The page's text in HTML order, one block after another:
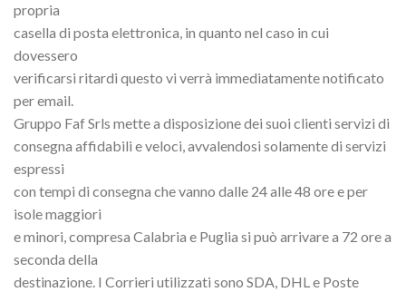
propria
casella di posta elettronica, in quanto nel caso in cui
dovessero
verificarsi ritardi questo vi verrà immediatamente notificato
per email.
Gruppo Faf Srls mette a disposizione dei suoi clienti servizi di
consegna affidabili e veloci, avvalendosi solamente di servizi
espressi
con tempi di consegna che vanno dalle 24 alle 48 ore e per
isole maggiori
e minori, compresa Calabria e Puglia si può arrivare a 72 ore a
seconda della
destinazione. I Corrieri utilizzati sono SDA, DHL e Poste